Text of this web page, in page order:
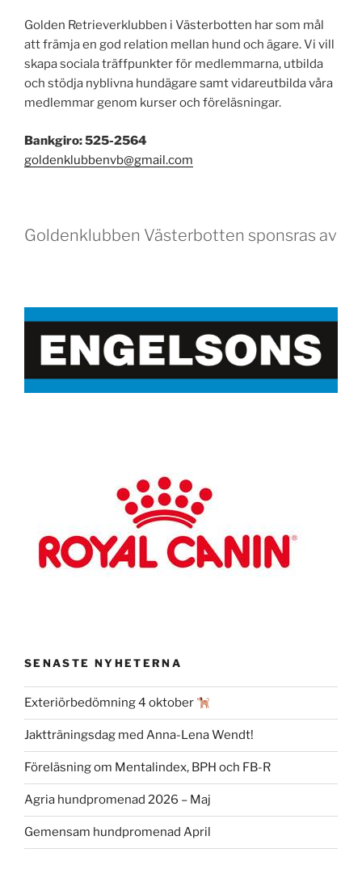
Golden Retrieverklubben i Västerbotten har som mål
att främja en god relation mellan hund och ägare. Vi vill
skapa sociala träffpunkter för medlemmarna, utbilda
och stödja nyblivna hundägare samt vidareutbilda våra
medlemmar genom kurser och föreläsningar.
Bankgiro: 525-2564
goldenklubbenvb@gmail.com
Goldenklubben Västerbotten sponsras av
SENASTE NYHETERNA
Exteriörbedömning 4 oktober
Jaktträningsdag med Anna-Lena Wendt!
Föreläsning om Mentalindex, BPH och FB-R
Agria hundpromenad 2026 – Maj
Gemensam hundpromenad April